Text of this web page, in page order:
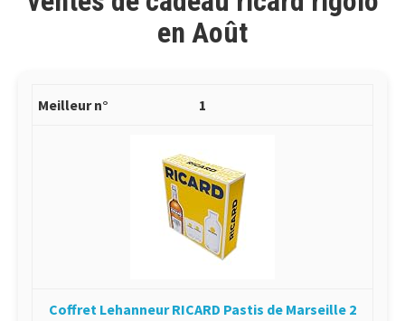
en Août
1
Coffret Lehanneur RICARD Pastis de Marseille 2